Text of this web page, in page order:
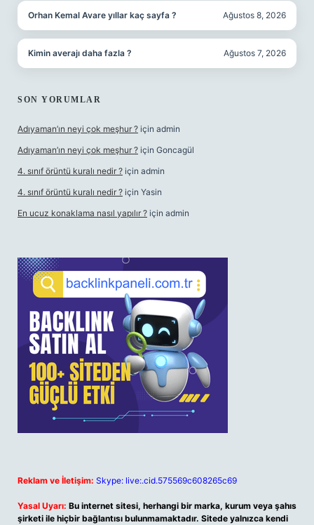
Orhan Kemal Avare yıllar kaç sayfa ? Ağustos 8, 2026
Kimin averajı daha fazla ? Ağustos 7, 2026
SON YORUMLAR
Adıyaman’ın neyi çok meşhur ? için admin
Adıyaman’ın neyi çok meşhur ? için Goncagül
4. sınıf örüntü kuralı nedir ? için admin
4. sınıf örüntü kuralı nedir ? için Yasin
En ucuz konaklama nasıl yapılır ? için admin
Reklam ve İletişim: Skype: live:.cid.575569c608265c69
Yasal Uyarı: Bu internet sitesi, herhangi bir marka, kurum veya şahıs
şirketi ile hiçbir bağlantısı bulunmamaktadır. Sitede yalnızca kendi